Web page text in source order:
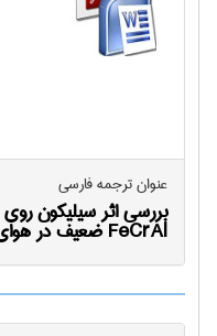
عنوان ترجمه فارسی
بررسی اثر سیلیکون
FeCrAl ضعیف در هوای مرطوب